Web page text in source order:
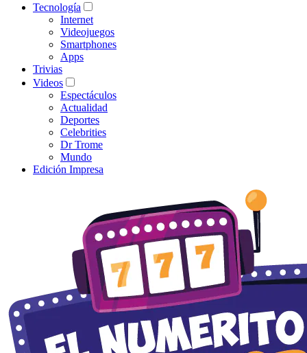
Tecnología
Internet
Videojuegos
Smartphones
Apps
Trivias
Videos
Espectáculos
Actualidad
Deportes
Celebrities
Dr Trome
Mundo
Edición Impresa